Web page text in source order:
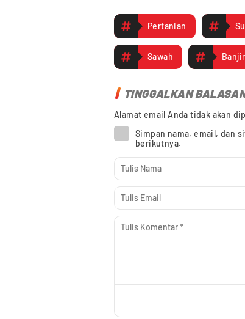
Pertanian
Sawah
TINGGALKAN
Alamat email Anda tidak akan
Simpan nama, email, dan
berikutnya.